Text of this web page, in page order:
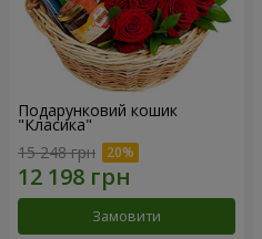
Подарунковий кошик
"Класика"
15 248 грн
Замовити